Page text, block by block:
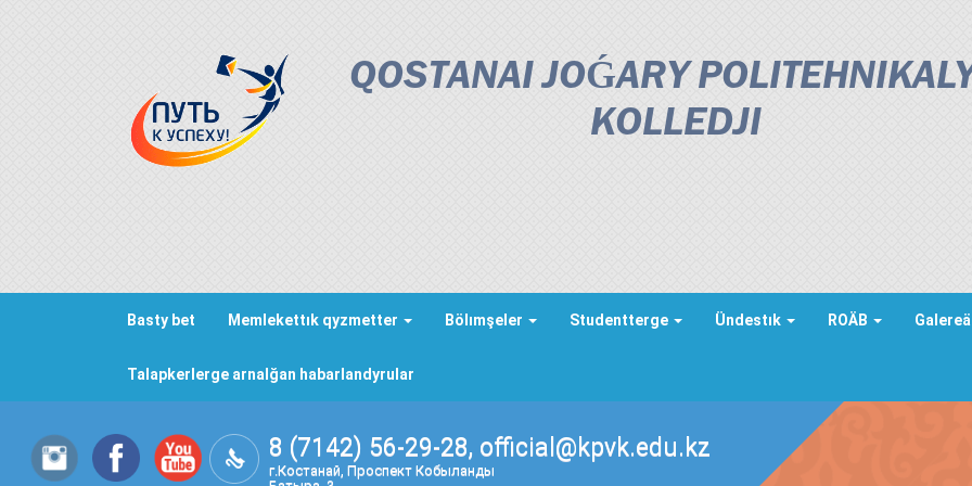
QOSTANAI JOǴARY
KOLLEDJІ
Basty bet Memlekettık qyzmetter Bölımşeler Studentterge Ündestık ROÄB Galereä
Talapkerlerge arnalğan habarlandyrular
8 (7142) 56-29-28, official@kpvk.edu.kz
г.Костанай, Проспект Кобыланды